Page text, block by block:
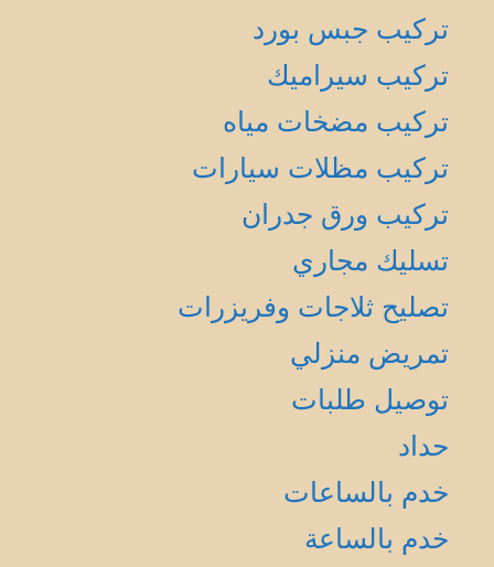
تركيب جبس بورد
تركيب سيراميك
تركيب مضخات مياه
تركيب مظلات سيارات
تركيب ورق جدران
تسليك مجاري
تصليح ثلاجات وفريزرات
تمريض منزلي
توصيل طلبات
حداد
خدم بالساعات
خدم بالساعة